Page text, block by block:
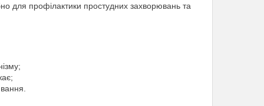
для профілактики простудних захворювань та